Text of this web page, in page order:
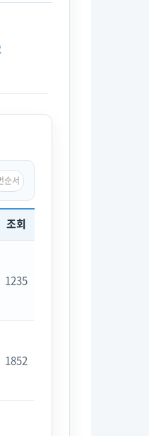
순서
조회
1235
1852